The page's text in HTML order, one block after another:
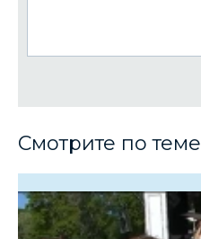
Смотрите по теме